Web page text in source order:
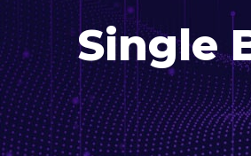
Single